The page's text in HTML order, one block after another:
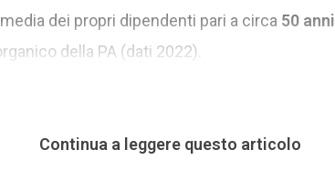
dei propri dipendenti pari a circa 50 anni
della PA (dati 2022).
Continua a leggere questo articolo